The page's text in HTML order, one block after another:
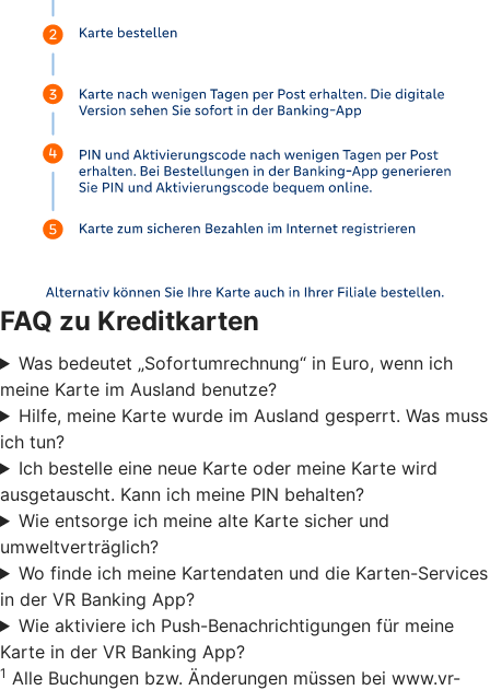
FAQ zu Kreditkarten
Was bedeutet „Sofortumrechnung“ in Euro, wenn ich
meine Karte im Ausland benutze?
Hilfe, meine Karte wurde im Ausland gesperrt. Was muss
ich tun?
Ich bestelle eine neue Karte oder meine Karte wird
ausgetauscht. Kann ich meine PIN behalten?
Wie entsorge ich meine alte Karte sicher und
umweltverträglich?
Wo finde ich meine Kartendaten und die Karten-Services
in der VR Banking App?
Wie aktiviere ich Push-Benachrichtigungen für meine
Karte in der VR Banking App?
1 Alle Buchungen bzw. Änderungen müssen bei www.vr-